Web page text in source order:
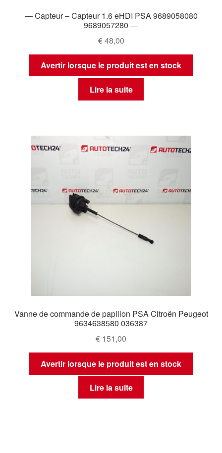
— Capteur – Capteur 1.6 eHDI PSA 9689058080
9689057280 —
€48,00
Avertir lorsque le produit est en stock
Lire la suite
Vanne de commande de papillon PSA Citroën Peugeot
9634638580 036387
€ 151,00
Avertir lorsque le produit est en stock
Lire la suite